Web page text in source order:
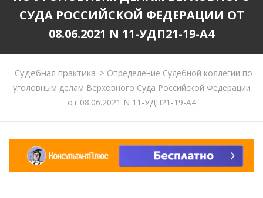
СУДА РОССИЙСКОЙ ФЕДЕРАЦИИ ОТ
08.06.2021 N 11-УДП21-19-А4
Судебная практика > Определение Судебной коллегии по
уголовным делам Верховного Суда Российской Федерации
от 08.06.2021 N 11-УДП21-19-А4